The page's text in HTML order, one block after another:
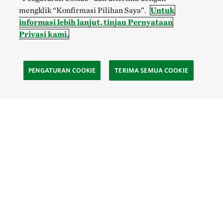
mengklik “Konfirmasi Pilihan Saya”. Untuk
informasi lebih lanjut, tinjau Pernyataan
Privasi kami.
PENGATURAN COOKIE TERIMA SEMUA COOKIE